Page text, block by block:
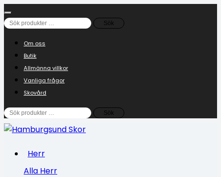
Sök
Sök
Om oss
Butik
Allmänna villkor
Vanliga frågor
Skovård
Sök
efter:
Sök
Herr
Alla Herr